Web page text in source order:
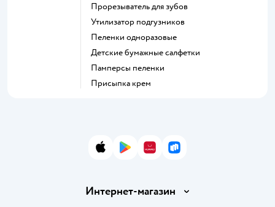
прорезыватель для зубов
утилизатор подгузников
пеленки одноразовые
детские бумажные салфетки
памперсы пеленки
присыпка крем
App StoreGoogle Play
AppGallery
RuStore
Интернет-магазин